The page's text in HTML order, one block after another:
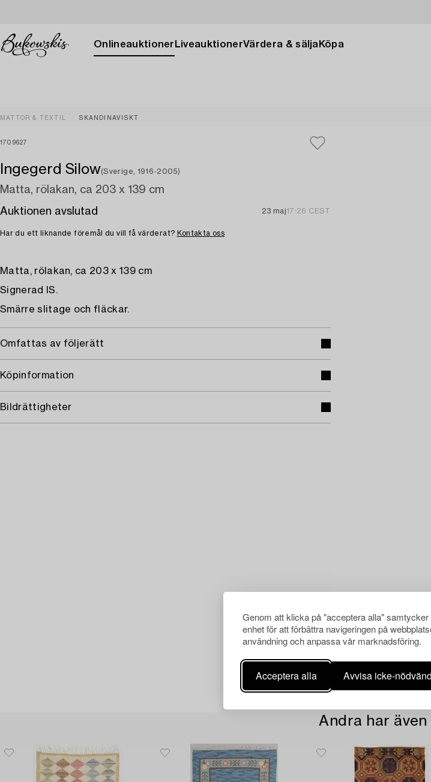
Genom att klicka på "acceptera alla"
enhet för att förbättra navigeringen på
användning och anpassa vår marknadsföring.
Acceptera alla Avvisa icke-
Onlineauktioner LiveauktionerVärdera & sälja Köpa
MATTOR & TEXTIL SKANDINAVISKT
1709627
Ingegerd Silow(Sverige, 1916-2005)
Matta, rölakan, ca 203 x 139 cm
Auktionen avslutad
23 maj17:26 CEST
Har du ett liknande föremål du vill få värderat? Kontakta oss
Matta, rölakan, ca 203 x 139 cm
Signerad IS.
Smärre slitage och fläckar.
Omfattas av följerätt
Köpinformation
Bildrättigheter
Andra har